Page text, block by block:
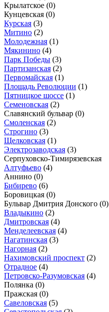
Крылатское (0)
Кунцевская (0)
Курская (3)
Митино (2)
Молодежная (1)
Мякинино (4)
Парк Победы (3)
Партизанская (2)
Первомайская (1)
Площадь Революции (1)
Пятницкое шоссе (1)
Семеновская (2)
Славянский бульвар (0)
Смоленская (2)
Строгино (3)
Щелковская (1)
Электрозаводская (3)
Серпуховско-Тимирязевская
Алтуфьево (4)
Аннино (0)
Бибирево (6)
Боровицкая (0)
Бульвар Дмитрия Донского (0)
Владыкино (2)
Дмитровская (4)
Менделеевская (4)
Нагатинская (3)
Нагорная (2)
Нахимовский проспект (2)
Отрадное (4)
Петровско-Разумовская (4)
Полянка (0)
Пражская (0)
Савеловская (5)